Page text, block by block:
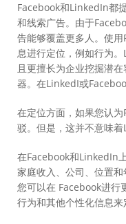
Facebook和LinkedIn都
和线索广告。由于
告能够覆盖更多人。使
息进行定位，例如行为
且更擅长为企业挖掘潜
器。在LinkedI或
在定位方面，如果您认
驳。但是，这并不意味
在Facebook和LinkedIn
家庭收入、公司、位置
您可以在 Facebook进行
行为和其他个性化信息来